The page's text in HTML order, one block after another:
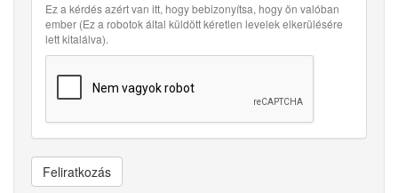
Ez a kérdés azért van itt, hogy bebizonyítsa, hogy ön valóban
ember (Ez a robotok által küldött kéretlen levelek elkerülésére
lett kitalálva).
Feliratkozás